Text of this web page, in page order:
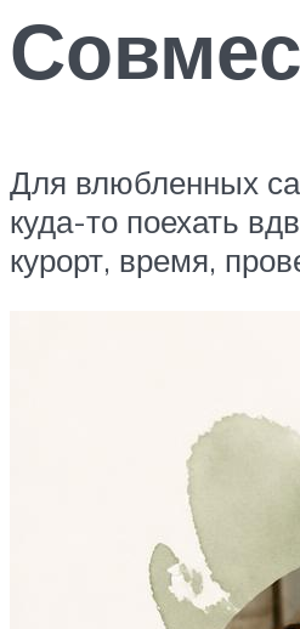
Для влюбленных
куда-то поехать
курорт, время,